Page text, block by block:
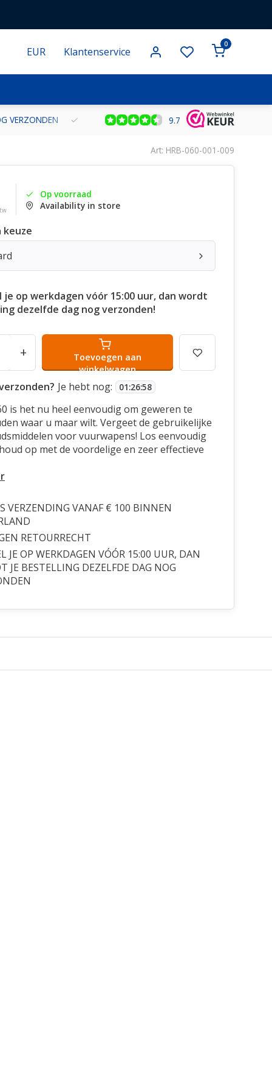
EUR Klantenservice
0
15:00 UUR, DAN WORDT JE BESTELLING DEZELFDE DAG NOG
9.7
Art: HRB-060-001-009
Op voorraad
Availability in store
keuze
je op werkdagen vóór 15:00 uur, dan wordt
dezelfde dag nog verzonden!
+
Toevoegen aan
winkelwagen
Je hebt nog: 01:26:57
is het nu heel eenvoudig om geweren te
waar u maar wilt. Vergeet de gebruikelijke
voor vuurwapens! Los eenvoudig
op met de voordelige en zeer effectieve
VERZENDING VANAF € 100 BINNEN
RETOURRECHT
JE OP WERKDAGEN VÓÓR 15:00 UUR, DAN
JE BESTELLING DEZELFDE DAG NOG